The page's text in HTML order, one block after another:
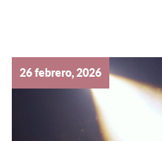
26 febrero, 2026